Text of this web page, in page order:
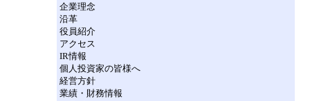
企業理念
沿革
役員紹介
アクセス
IR情報
個人投資家の皆様へ
経営方針
業績・財務情報